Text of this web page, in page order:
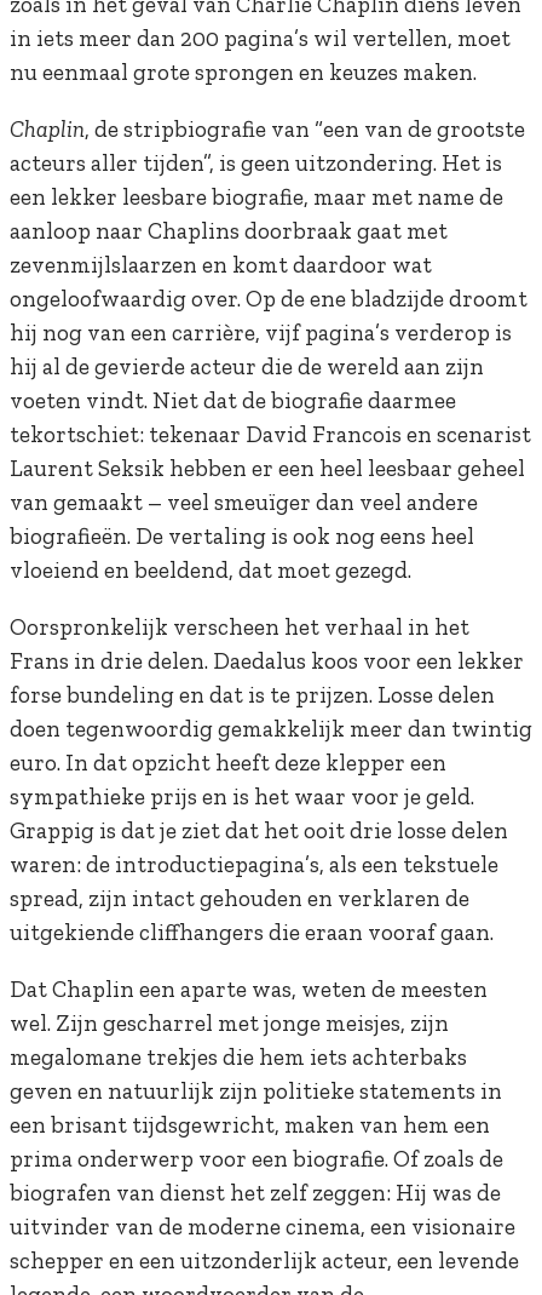
in iets meer dan 200 pagina’s wil vertellen, moet
nu eenmaal grote sprongen en keuzes maken.
Chaplin, de stripbiografie van “een van de grootste
acteurs aller tijden”, is geen uitzondering. Het is
een lekker leesbare biografie, maar met name de
aanloop naar Chaplins doorbraak gaat met
zevenmijlslaarzen en komt daardoor wat
ongeloofwaardig over.Op de ene bladzijde droomt
hij nog van een carrière, vijf pagina’s verderop is
hij al de gevierde acteur die de wereld aan zijn
voeten vindt. Niet dat de biografie daarmee
tekortschiet: tekenaar David Francois en scenarist
Laurent Seksik hebben er een heel leesbaar geheel
van gemaakt – veel smeuïger dan veel andere
biografieën. De vertaling is ook nog eens heel
vloeiend en beeldend, dat moet gezegd.
Oorspronkelijk verscheen het verhaal in het
Frans in drie delen. Daedalus koos voor een lekker
forse bundeling en dat is te prijzen. Losse delen
doen tegenwoordig gemakkelijk meer dan twintig
euro. In dat opzicht heeft deze klepper een
sympathieke prijs en is het waar voor je geld.
Grappig is dat je ziet dat het ooit drie losse delen
waren: de introductiepagina’s, als een tekstuele
spread, zijn intact gehouden en verklaren de
uitgekiende cliffhangers die eraan vooraf gaan.
Dat Chaplin een aparte was, weten de meesten
wel. Zijn gescharrel met jonge meisjes, zijn
megalomane trekjes die hem iets achterbaks
geven en natuurlijk zijn politieke statements in
een brisant tijdsgewricht, maken van hem een
prima onderwerp voor een biografie. Of zoals de
biografen van dienst het zelf zeggen: Hij was de
uitvinder van de moderne cinema, een visionaire
schepper en een uitzonderlijk acteur, een levende